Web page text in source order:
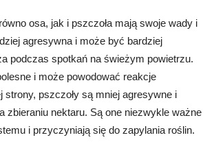
osa, jak i pszczoła mają swoje wady i
agresywna i może być bardziej
podczas spotkań na świeżym powietrzu.
i może powodować reakcje
strony, pszczoły są mniej agresywne i
zbieraniu nektaru. Są one niezwykle ważne
i przyczyniają się do zapylania roślin.